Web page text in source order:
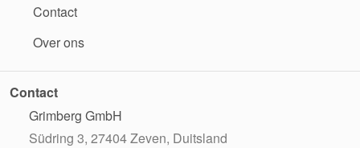
Contact
Over ons
Contact
Grimberg GmbH
Südring 3, 27404 Zeven, Duitsland